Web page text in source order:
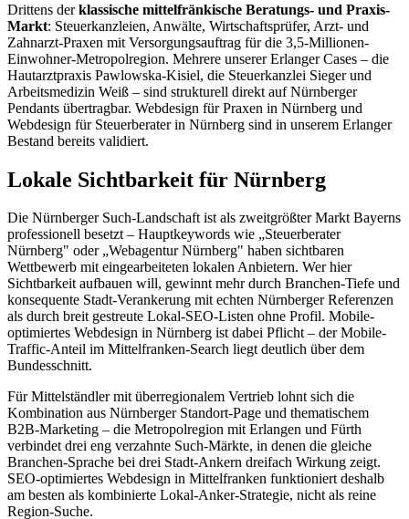
Drittens derklassische mittelfränkische Beratungs- und Praxis-
Markt: Steuerkanzleien, Anwälte, Wirtschaftsprüfer, Arzt- und
Zahnarzt-Praxen mit Versorgungsauftrag für die 3,5-Millionen-
Einwohner-Metropolregion. Mehrere unserer Erlanger Cases – die
Hautarztpraxis Pawlowska-Kisiel, die Steuerkanzlei Sieger und
Arbeitsmedizin Weiß – sind strukturell direkt auf Nürnberger
Pendants übertragbar. Webdesign für Praxen in Nürnberg und
Webdesign für Steuerberater in Nürnberg sind in unserem Erlanger
Bestand bereits validiert.
Lokale Sichtbarkeit für Nürnberg
Die Nürnberger Such-Landschaft ist als zweitgrößter Markt Bayerns
professionell besetzt – Hauptkeywords wie „Steuerberater
Nürnberg" oder „Webagentur Nürnberg" haben sichtbaren
Wettbewerb mit eingearbeiteten lokalen Anbietern. Wer hier
Sichtbarkeit aufbauen will, gewinnt mehr durch Branchen-Tiefe und
konsequente Stadt-Verankerung mit echten Nürnberger Referenzen
als durch breit gestreute Lokal-SEO-Listen ohne Profil. Mobile-
optimiertes Webdesign in Nürnberg ist dabei Pflicht – der Mobile-
Traffic-Anteil im Mittelfranken-Search liegt deutlich über dem
Bundesschnitt.
Für Mittelständler mit überregionalem Vertrieb lohnt sich die
Kombination aus Nürnberger Standort-Page und thematischem
B2B-Marketing – die Metropolregion mit Erlangen und Fürth
verbindet drei eng verzahnte Such-Märkte, in denen die gleiche
Branchen-Sprache bei drei Stadt-Ankern dreifach Wirkung zeigt.
SEO-optimiertes Webdesign in Mittelfranken funktioniert deshalb
am besten als kombinierte Lokal-Anker-Strategie, nicht als reine
Region-Suche.